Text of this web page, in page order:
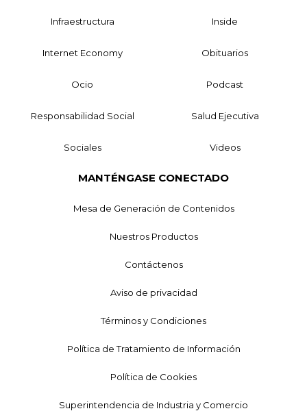
Infraestructura Inside
Internet Economy Obituarios
Ocio Podcast
Responsabilidad Social Salud Ejecutiva
Sociales Videos
MANTÉNGASE CONECTADO
Mesa de Generación de Contenidos
Nuestros Productos
Contáctenos
Aviso de privacidad
Términos y Condiciones
Política de Tratamiento de Información
Política de Cookies
Superintendencia de Industria y Comercio